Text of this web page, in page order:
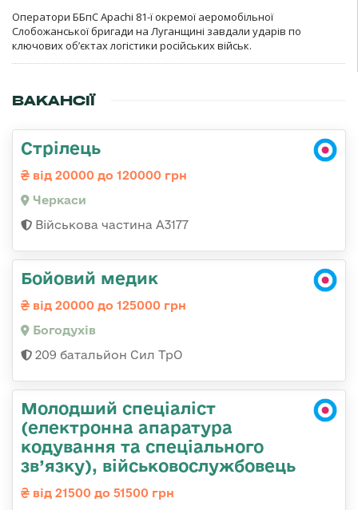
Оператори ББпС Apachi 81-ї окремої аеромобільної
Слобожанської бригади на Луганщині завдали ударів по
ключових об’єктах логістики російських військ.
ВАКАНСІЇ
Стрілець
від 20000 до 120000 грн
Черкаси
Військова частина А3177
Бойовий медик
від 20000 до 125000 грн
Богодухів
209 батальйон Сил ТрО
Молодший спеціаліст
(електронна апаратура
кодування та спеціального
зв’язку), військовослужбовець
від 21500 до 51500 грн